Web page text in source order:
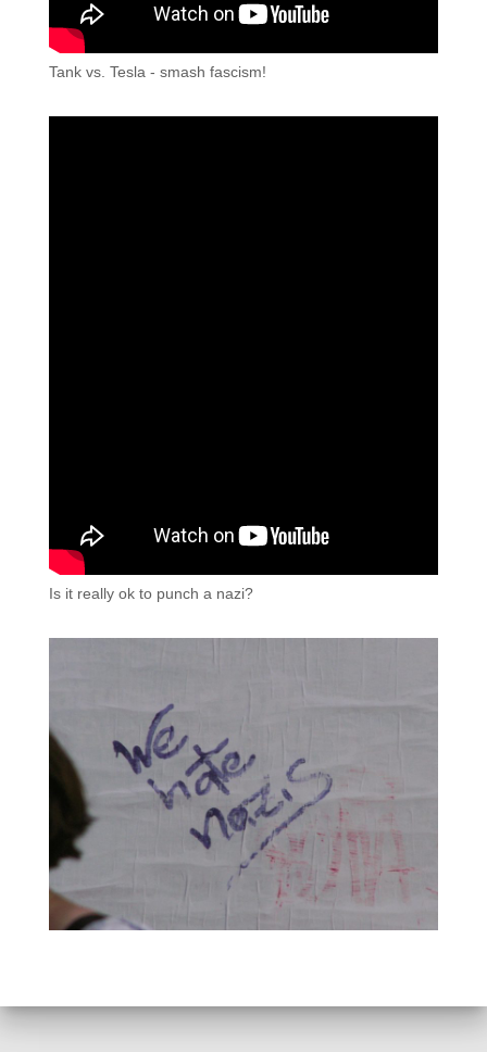
Tank vs. Tesla - smash fascism!
Is it really ok to punch a nazi?